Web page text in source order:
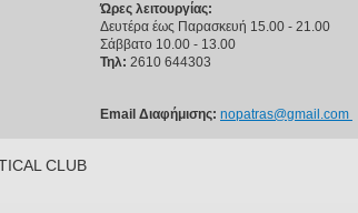
Ώρες λειτουργίας:
Δευτέρα έως Παρασκευή 15.00 - 21.00
Σάββατο 10.00 - 13.00
Τηλ: 2610 644303
Email Διαφήμισης: nopatras@gmail.com
CLUB